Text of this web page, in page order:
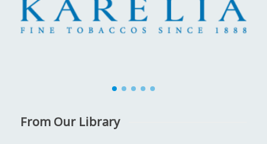
From Our Library